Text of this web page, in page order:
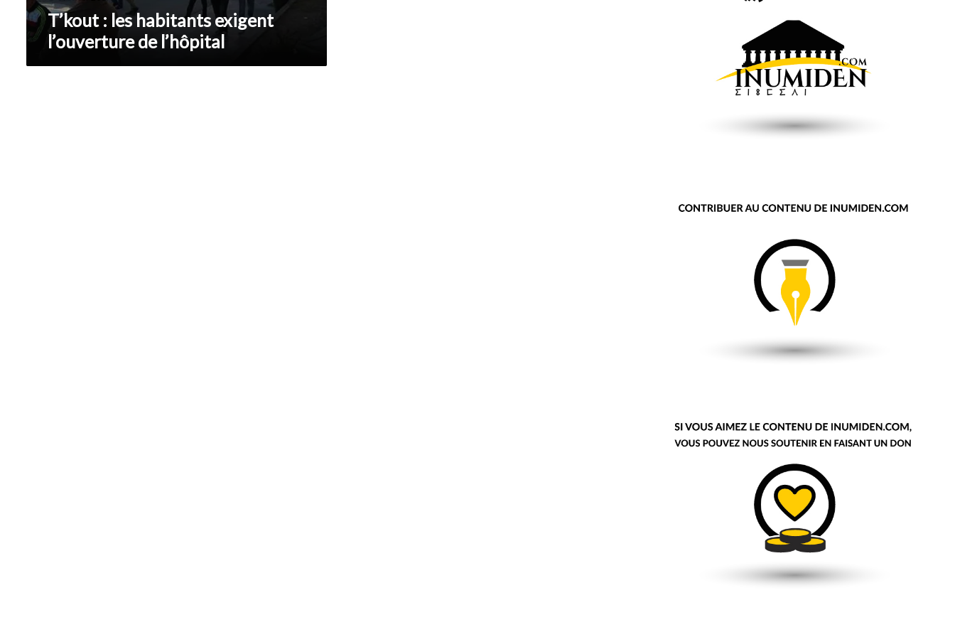
T’kout : les habitants exigent
l’ouverture de l’hôpital